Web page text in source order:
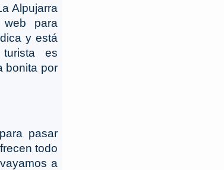
Alpujarra
para
y está
es
bonita por
pasar
todo
a